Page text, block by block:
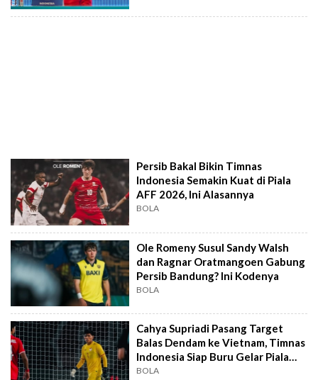
Persib Bakal Bikin Timnas
Indonesia Semakin Kuat di Piala
AFF 2026, Ini Alasannya
BOLA
Ole Romeny Susul Sandy Walsh
dan Ragnar Oratmangoen Gabung
Persib Bandung? Ini Kodenya
BOLA
Cahya Supriadi Pasang Target
Balas Dendam ke Vietnam, Timnas
Indonesia Siap Buru Gelar Piala
AFF
BOLA